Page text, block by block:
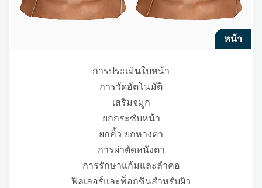
หน้า
การประเมินใบหน้า
การวัดอัตโนมัติ
เสริมจมูก
ยกกระชับหน้า
ยกคิ้ว ยกหางตา
การผ่าตัดหนังตา
การรักษาแก้มและลำคอ
ฟิลเลอร์และท็อกซินสำหรับผิว